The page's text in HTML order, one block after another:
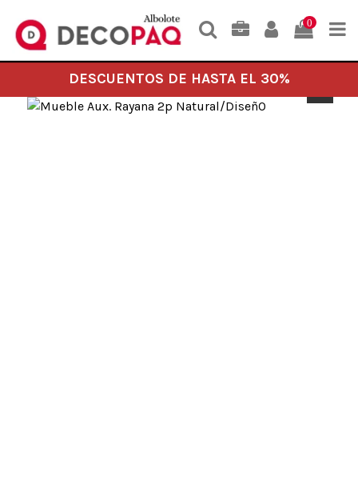
0
DESCUENTOS DE HASTA EL 30%